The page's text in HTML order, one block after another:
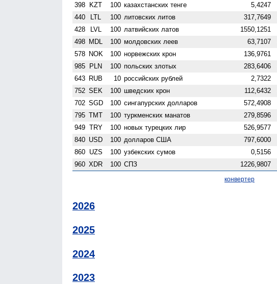
398 KZT 100 казахстанских тенге 5,4247
440 LTL 100 литовских литов 317,7649
428 LVL 100 латвийских латов 1550,1251
498 MDL 100 молдовских леев 63,7107
578 NOK 100 норвежских крон 136,9761
985 PLN 100 польских злотых 283,6406
643 RUB 10 российских рублей 2,7322
752 SEK 100 шведских крон 112,6432
702 SGD 100 сингапурских долларов 572,4908
795 TMT 100 туркменских манатов 279,8596
949 TRY 100 новых турецких лир 526,9577
840 USD 100 долларов США 797,6000
860 UZS 100 узбекских сумов 0,5156
960 XDR 100 СПЗ 1226,9807
конвертер
2026
2025
2024
2023